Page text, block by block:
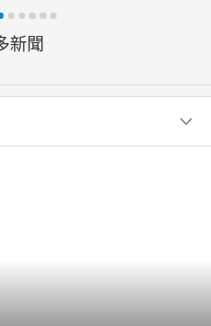
新聞